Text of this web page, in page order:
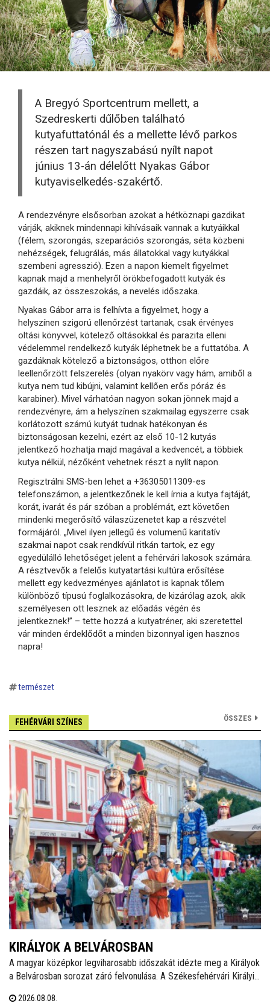
A Bregyó Sportcentrum mellett, a
Szedreskerti dűlőben található
kutyafuttatónál és a mellette lévő parkos
részen tart nagyszabású nyílt napot
június 13-án délelőtt Nyakas Gábor
kutyaviselkedés-szakértő.
A rendezvényre elsősorban azokat a hétköznapi gazdikat
várják, akiknek mindennapi kihívásaik vannak a kutyáikkal
(félem, szorongás, szeparációs szorongás, séta közbeni
nehézségek, felugrálás, más állatokkal vagy kutyákkal
szembeni agresszió). Ezen a napon kiemelt figyelmet
kapnak majd a menhelyről örökbefogadott kutyák és
gazdáik, az összeszokás, a nevelés időszaka.
Nyakas Gábor arra is felhívta a figyelmet, hogy a
helyszínen szigorú ellenőrzést tartanak, csak érvényes
oltási könyvvel, kötelező oltásokkal és parazita elleni
védelemmel rendelkező kutyák léphetnek be a futtatóba. A
gazdáknak kötelező a biztonságos, otthon előre
leellenőrzött felszerelés (olyan nyakörv vagy hám, amiből a
kutya nem tud kibújni, valamint kellően erős póráz és
karabiner). Mivel várhatóan nagyon sokan jönnek majd a
rendezvényre, ám a helyszínen szakmailag egyszerre csak
korlátozott számú kutyát tudnak hatékonyan és
biztonságosan kezelni, ezért az első 10-12 kutyás
jelentkező hozhatja majd magával a kedvencét, a többiek
kutya nélkül, nézőként vehetnek részt a nylít napon.
Regisztrálni SMS-ben lehet a +36305011309-es
telefonszámon, a jelentkezőnek le kell írnia a kutya fajtáját,
korát, ivarát és pár szóban a problémát, ezt követően
mindenki megerősítő válaszüzenetet kap a részvétel
formájáról. „Mivel ilyen jellegű és volumenű karitatív
szakmai napot csak rendkívül ritkán tartok, ez egy
egyedülálló lehetőséget jelent a fehérvári lakosok számára.
A résztvevők a felelős kutyatartási kultúra erősítése
mellett egy kedvezményes ajánlatot is kapnak tőlem
különböző típusú foglalkozásokra, de kizárólag azok, akik
személyesen ott lesznek az előadás végén és
jelentkeznek!” – tette hozzá a kutyatréner, aki szeretettel
vár minden érdeklődőt a minden bizonnyal igen hasznos
napra!
természet
FEHÉRVÁRI SZÍNES ÖSSZES
KIRÁLYOK A BELVÁROSBAN
A magyar középkor legviharosabb időszakát idézte meg a Királyok
a Belvárosban sorozat záró felvonulása. A Székesfehérvári Királyi
2026.08.08.